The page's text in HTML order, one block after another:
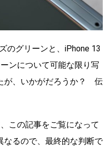
のグリーンと、iPhone 13
ンについて可能な限り写
が、いかがだろうか？ 伝
この記事をご覧になって
なるので、最終的な判断で